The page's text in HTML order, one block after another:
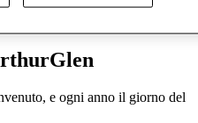
e ogni anno il giorno del